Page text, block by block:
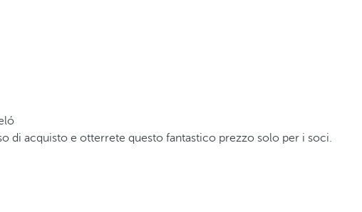
di acquisto e otterrete questo fantastico prezzo solo per i soci.